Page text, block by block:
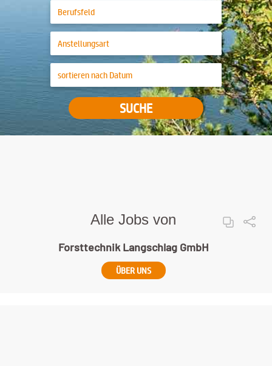
SUCHE
Alle Jobs von
Forsttechnik Langschlag GmbH
ÜBER UNS